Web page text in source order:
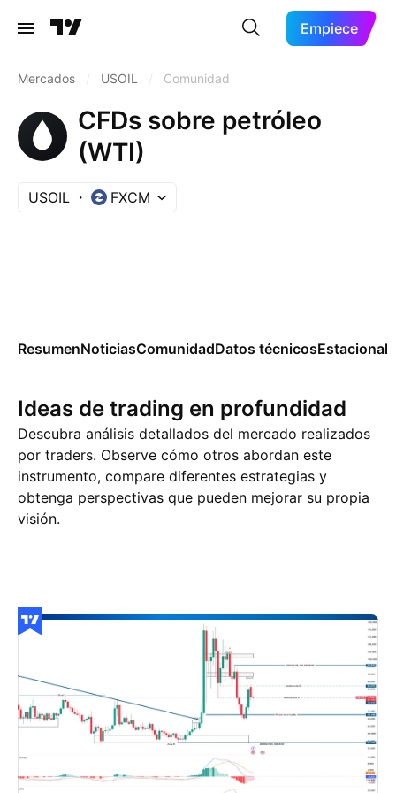
Empiece
Mercados USOIL Comunidad
CFDs sobre petróleo
(WTI)
USOIL FXCM
ResumenNoticiasComunidadDatos técnicos
Ideas de trading en profundidad
Descubra análisis detallados del mercado realizados
por traders. Observe cómo otros abordan este
instrumento, compare diferentes estrategias y
obtenga perspectivas que pueden mejorar su propia
visión.